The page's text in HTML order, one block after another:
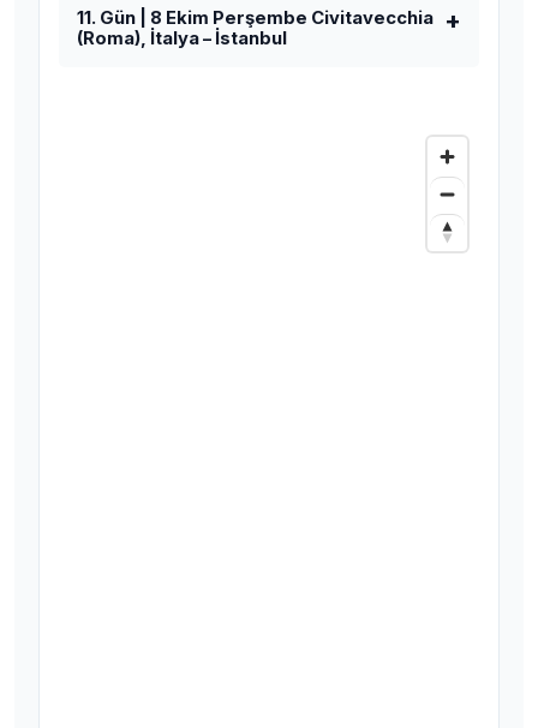
11. Gün | 8 Ekim Perşembe Civitavecchia
(Roma), İtalya – İstanbul